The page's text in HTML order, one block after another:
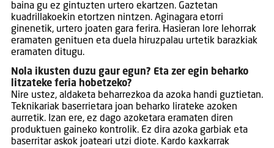
baina gu ez gintuzten urtero ekartzen. Gaztetan
kuadrillakoekin etortzen nintzen. Aginagara etorri
ginenetik, urtero joaten gara ferira. Hasieran lore lehorrak
eramaten genituen eta duela hiruzpalau urtetik barazkiak
eramaten ditugu.
Nola ikusten duzu gaur egun? Eta zer egin beharko
litzateke feria hobetzeko?
Nire ustez, aldaketa beharrezkoa da azoka handi guztietan.
Teknikariak baserrietara joan beharko lirateke azoken
aurretik. Izan ere, ez dago azoketara eramaten diren
produktuen gaineko kontrolik. Ez dira azoka garbiak eta
baserritar askok joateari utzi diote. Kardo kaxkarrak